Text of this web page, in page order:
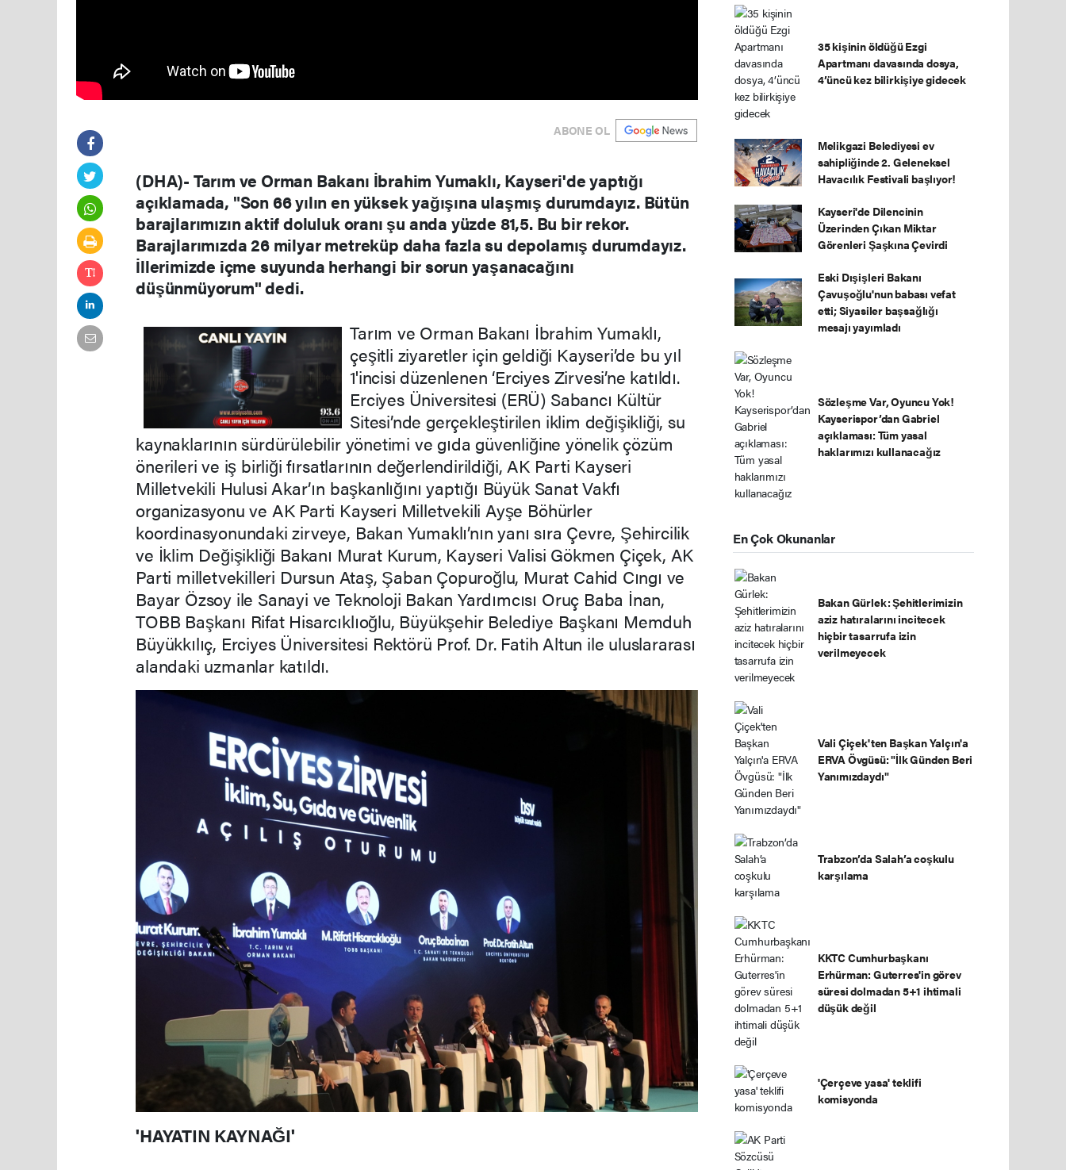
ABONE OL
(DHA)- Tarım ve Orman Bakanı İbrahim Yumaklı, Kayseri'de yaptığı
açıklamada, "Son 66 yılın en yüksek yağışına ulaşmış durumdayız. Bütün
barajlarımızın aktif doluluk oranı şu anda yüzde 81,5. Bu bir rekor.
Barajlarımızda 26 milyar metreküp daha fazla su depolamış durumdayız.
İllerimizde içme suyunda herhangi bir sorun yaşanacağını
düşünmüyorum" dedi.
Tarım ve Orman Bakanı İbrahim Yumaklı,
çeşitli ziyaretler için geldiği Kayseri’de bu yıl
1'incisi düzenlenen ‘Erciyes Zirvesi’ne katıldı.
Erciyes Üniversitesi (ERÜ) Sabancı Kültür
Sitesi’nde gerçekleştirilen iklim değişikliği, su
kaynaklarının sürdürülebilir yönetimi ve gıda güvenliğine yönelik çözüm
önerileri ve iş birliği fırsatlarının değerlendirildiği, AK Parti Kayseri
Milletvekili Hulusi Akar’ın başkanlığını yaptığı Büyük Sanat Vakfı
organizasyonu ve AK Parti Kayseri Milletvekili Ayşe Böhürler
koordinasyonundaki zirveye, Bakan Yumaklı’nın yanı sıra Çevre, Şehircilik
ve İklim Değişikliği Bakanı Murat Kurum, Kayseri Valisi Gökmen Çiçek, AK
Parti milletvekilleri Dursun Ataş, Şaban Çopuroğlu, Murat Cahid Cıngı ve
Bayar Özsoy ile Sanayi ve Teknoloji Bakan Yardımcısı Oruç Baba İnan,
TOBB Başkanı Rifat Hisarcıklıoğlu, Büyükşehir Belediye Başkanı Memduh
Büyükkılıç, Erciyes Üniversitesi Rektörü Prof. Dr. Fatih Altun ile uluslararası
alandaki uzmanlar katıldı.
'HAYATIN KAYNAĞI'
35 kişinin öldüğü Ezgi
Apartmanı davasında dosya,
4’üncü kez bilirkişiye gidecek
Melikgazi Belediyesi ev
sahipliğinde 2. Geleneksel
Havacılık Festivali başlıyor!
Kayseri'de Dilencinin
Üzerinden Çıkan Miktar
Görenleri Şaşkına Çevirdi
Eski Dışişleri Bakanı
Çavuşoğlu'nun babası vefat
etti; Siyasiler başsağlığı
mesajı yayımladı
Sözleşme Var, Oyuncu Yok!
Kayserispor’dan Gabriel
açıklaması: Tüm yasal
haklarımızı kullanacağız
En Çok Okunanlar
Bakan Gürlek: Şehitlerimizin
aziz hatıralarını incitecek
hiçbir tasarrufa izin
verilmeyecek
Vali Çiçek'ten Başkan Yalçın'a
ERVA Övgüsü: "İlk Günden Beri
Yanımızdaydı"
Trabzon’da Salah’a coşkulu
karşılama
KKTC Cumhurbaşkanı
Erhürman: Guterres'in görev
süresi dolmadan 5+1 ihtimali
düşük değil
'Çerçeve yasa' teklifi
komisyonda